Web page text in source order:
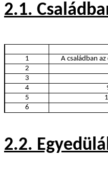
2.1.
1
A családban
2
3
4
5
6
2.2.